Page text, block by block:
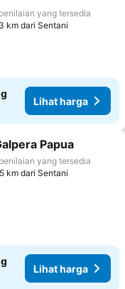
yang tersedia
km dari Sentani
Lihat harga
ke favorit
Papua
yang tersedia
km dari Sentani
Lihat harga